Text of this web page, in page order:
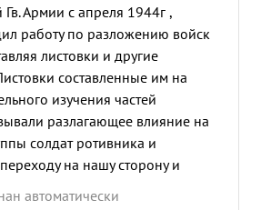
Армии с апреля 1944г ,
работу по разложению войск
листовки и другие
составленные им на
изучения частей
разлагающее влияние на
солдат ротивника и
на нашу сторону и
в плен. Систематически
автоматически